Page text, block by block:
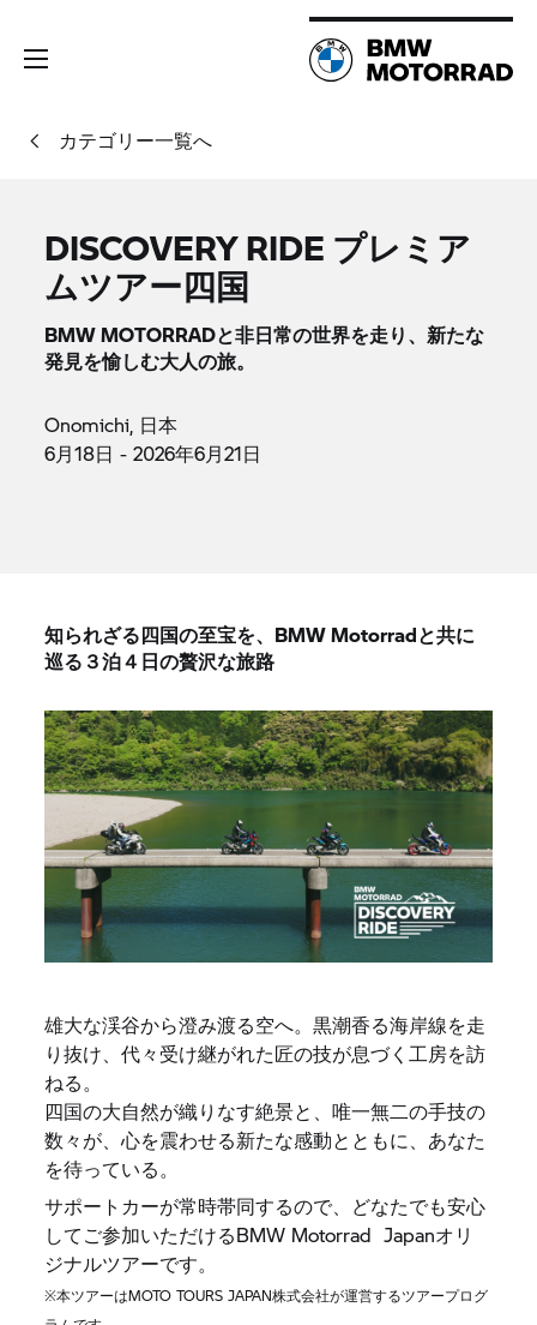
カテゴリー一覧へ
DISCOVERY RIDE プレミア
ムツアー四国
BMW MOTORRADと非日常の世界を走り、新たな
発見を愉しむ大人の旅。
Onomichi, 日本
6月18日 - 2026年6月21日
知られざる四国の至宝を、BMW Motorradと共に
巡る３泊４日の贅沢な旅路
雄大な渓谷から澄み渡る空へ。黒潮香る海岸線を走
り抜け、代々受け継がれた匠の技が息づく工房を訪
ねる。
四国の大自然が織りなす絶景と、唯一無二の手技の
数々が、心を震わせる新たな感動とともに、あなた
を待っている。
サポートカーが常時帯同するので、どなたでも安心
してご参加いただけるBMW Motorrad Japanオリ
ジナルツアーです。
※本ツアーはMOTO TOURS JAPAN株式会社が運営するツアープログ